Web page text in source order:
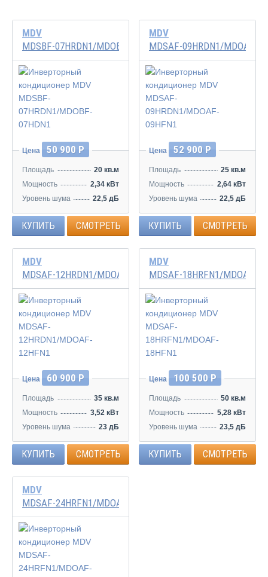
MDV
MDSBF-07HRDN1/MDOBF-07HDN1
Инвертор
Цена 50 900 Р
Площадь
20 кв.м
Мощность
2,34 кВт
Уровень шума
22,5 дБ
КУПИТЬ СМОТРЕТЬ
MDV
MDSAF-09HRDN1/MDOAF-
Инвертор
Цена 52 900 Р
Площадь
25 кв.м
Мощность
2,64 кВт
Уровень шума
22,5 дБ
КУПИТЬ СМОТРЕТЬ
MDV
MDSAF-12HRDN1/MDOAF-12HFN1
Инвертор
Цена 60 900 Р
Площадь
35 кв.м
Мощность
3,52 кВт
Уровень шума
23 дБ
КУПИТЬ СМОТРЕТЬ
MDV
MDSAF-18HRFN1/MDOAF-
Инвертор
Цена 100 500 Р
Площадь
50 кв.м
Мощность
5,28 кВт
Уровень шума
23,5 дБ
КУПИТЬ СМОТРЕТЬ
MDV
MDSAF-24HRFN1/MDOAF-24HFN1
Инвертор